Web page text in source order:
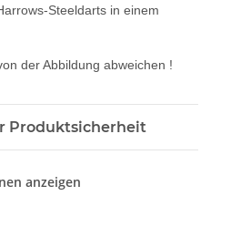
Steeldarts in einem
der Abbildung abweichen !
Produktsicherheit
anzeigen